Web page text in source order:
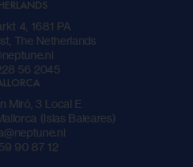
4, 1681 PA
The Netherlands
56 2045
Miró, 3 Local E
(Islas Baleares)
90 87 12